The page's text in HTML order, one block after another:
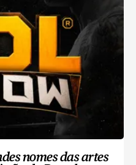
nomes das artes